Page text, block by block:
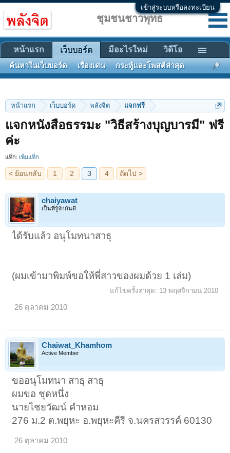
เข้าสู่ระบบหรือลงทะเบียน
หน้าแรก เว็บบอร์ด พลังจิต แจกฟรี
แจกหนังสือธรรมะ "วิธีสร้างบุญบารมี" ฟรี
ค่ะ
แท็ก: เพิ่มแท็ก
< ย้อนกลับ 1 2 3 4 ถัดไป >
chaiyawat
เป็นที่รู้จักกันดี
ได้รับแล้ว อนุโมทนาสาธุ
(ผมเข้ามาพิมพ์ขอให้พี่สาวของผมด้วย 1 เล่ม)
แก้ไขครั้งล่าสุด: 13 พฤศจิกายน 2010
26 ตุลาคม 2010
Chaiwat_Khamhom
Active Member
ขออนุโมทนา สาธุ สาธุ
ผมขอ ชุดหนึ่ง
นายไชยวัฒน์ คำหอม
276 ม.2 ต.พยุหะ อ.พยุหะคีรี จ.นครสวรรค์ 60130
26 ตุลาคม 2010
ชุมชนชาวพุทธ
หน้าแรก เว็บบอร์ด
ค้นหาในเว็บบอร์ด เรื่องเด่น กระทู้และโพสต์ล่าสุด
มีอะไรใหม่ วิดีโอ